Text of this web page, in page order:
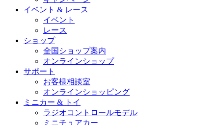
イベント & レース
イベント
レース
ショップ
全国ショップ案内
オンラインショップ
サポート
お客様相談室
オンラインショッピング
ミニカー & トイ
ラジオコントロールモデル
ミニチュアカー